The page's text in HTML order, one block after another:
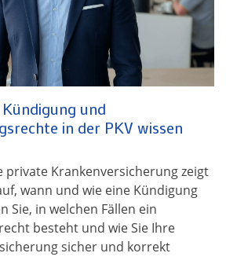
und
in der PKV wissen
private Krankenversicherung zeigt
wann und wie eine Kündigung
Sie, in welchen Fällen ein
besteht und wie Sie Ihre
sicher und korrekt